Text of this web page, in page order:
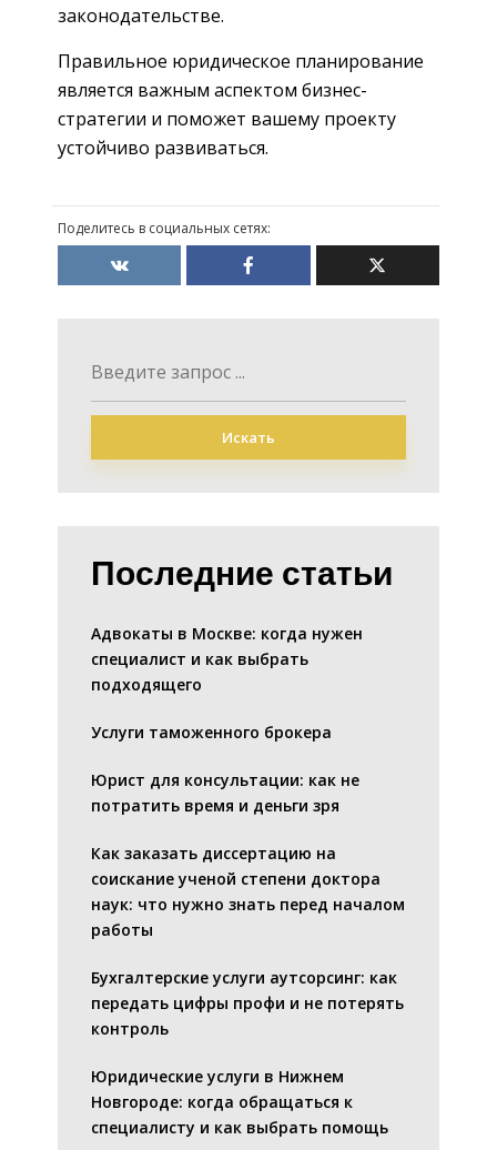
законодательстве.
Правильное юридическое планирование
является важным аспектом бизнес-
стратегии и поможет вашему проекту
устойчиво развиваться.
Поделитесь в социальных сетях:
Искать
Последние статьи
Адвокаты в Москве: когда нужен
специалист и как выбрать
подходящего
Услуги таможенного брокера
Юрист для консультации: как не
потратить время и деньги зря
Как заказать диссертацию на
соискание ученой степени доктора
наук: что нужно знать перед началом
работы
Бухгалтерские услуги аутсорсинг: как
передать цифры профи и не потерять
контроль
Юридические услуги в Нижнем
Новгороде: когда обращаться к
специалисту и как выбрать помощь